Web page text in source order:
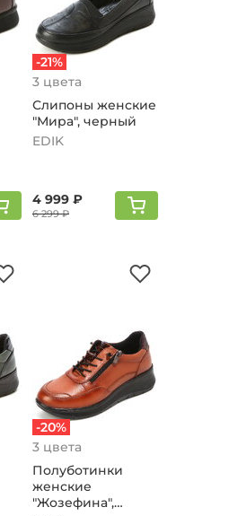
-21%
3 цвета
Слипоны женские
"Мира", черный
EDIK
4 999 ₽
6 299 ₽
-20%
3 цвета
Полуботинки
женские
"Жозефина",